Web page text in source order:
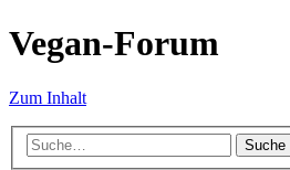
Vegan-Forum
Zum Inhalt
Suche